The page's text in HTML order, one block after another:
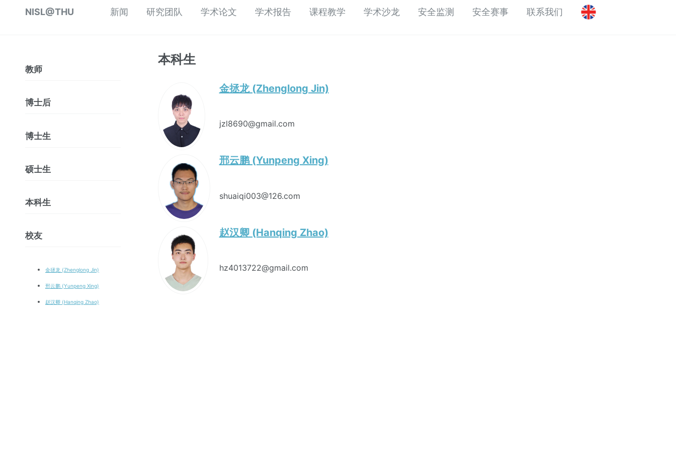
NISL@THU 新闻 研究团队 学术论文 学术报告 课程教学 学术沙龙 安全监测 安全赛事 联系我们
教师
博士后
博士生
硕士生
本科生
校友
金拯龙 (Zhenglong Jin)
邢云鹏 (Yunpeng Xing)
赵汉卿 (Hanqing Zhao)
本科生
金拯龙 (Zhenglong Jin)
jzl8690@gmail.com
邢云鹏 (Yunpeng Xing)
shuaiqi003@126.com
赵汉卿 (Hanqing Zhao)
hz4013722@gmail.com